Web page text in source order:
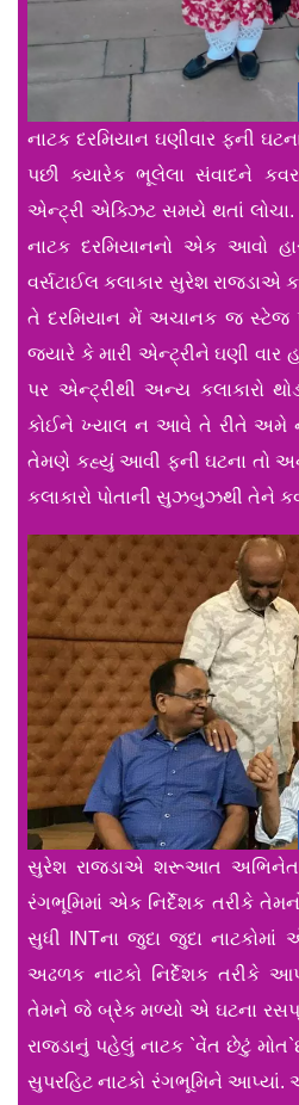
નાટક દરમિયાન ઘણીવાર ફની
પછી ક્યારેક ભૂલેલા સંવાદને
એન્ટ્રી એક્ઝિટ સમયે થતાં લોચા.
નાટક દરમિયાનનો એક આવો
વર્સટાઈલ કલાકાર સુરેશ રાજડાએ
તે દરમિયાન મેં અચાનક જ સ્ટેજ
જ્યારે કે મારી એન્ટ્રીને ઘણી વાર
પર એન્ટ્રીથી અન્ય કલાકારો
કોઈને ખ્યાલ ન આવે તે રીતે અમે
તેમણે કહ્યું આવી ફની ઘટના તો
કલાકારો પોતાની સુઝબુઝથી તેને
સુરેશ રાજડાએ શરૂઆત અભિનેતા
રંગભૂમિમાં એક નિર્દેશક તરીકે
સુધી INTના જુદા જુદા
અઢળક નાટકો નિર્દેશક તરીકે
તેમને જે બ્રેક મળ્યો એ ઘટના
રાજડાનું પહેલું નાટક `વેંત છેટું
સુપરહિટ નાટકો રંગભૂમિને આપ્યાં.